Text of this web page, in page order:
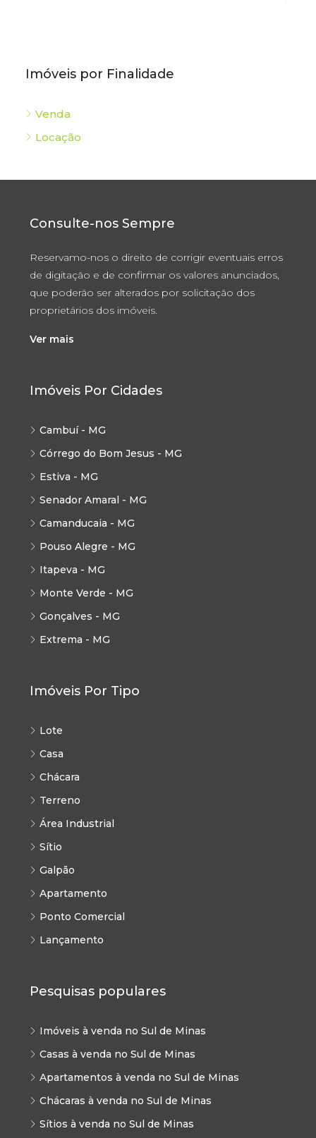
Imóveis por Finalidade
Venda
Locação
Consulte-nos Sempre
Reservamo-nos o direito de corrigir eventuais erros
de digitação e de confirmar os valores anunciados,
que poderão ser alterados por solicitação dos
proprietários dos imóveis.
Ver mais
Imóveis Por Cidades
Cambuí - MG
Córrego do Bom Jesus - MG
Estiva - MG
Senador Amaral - MG
Camanducaia - MG
Pouso Alegre - MG
Itapeva - MG
Monte Verde - MG
Gonçalves - MG
Extrema - MG
Imóveis Por Tipo
Lote
Casa
Chácara
Terreno
Área Industrial
Sítio
Galpão
Apartamento
Ponto Comercial
Lançamento
Pesquisas populares
Imóveis à venda no Sul de Minas
Casas à venda no Sul de Minas
Apartamentos à venda no Sul de Minas
Chácaras à venda no Sul de Minas
Sítios à venda no Sul de Minas